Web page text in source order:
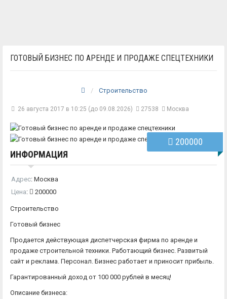
ГОТОВЫЙ БИЗНЕС ПО АРЕНДЕ И ПРОДАЖЕ СПЕЦТЕХНИКИ
Строительство
26 августа 2017 в 10:25 (до 09.08.2026) 27538 Москва
200000
ИНФОРМАЦИЯ
Адрес: Москва
Цена: 200000
Строительство
Готовый бизнес
Продается действующая диспетчерская фирма по аренде и
продаже строительной техники. Работающий бизнес. Развитый
сайт и реклама. Персонал. Бизнес работает и приносит прибыль.
Гарантированный доход от 100 000 рублей в месяц!
Описание бизнеса: